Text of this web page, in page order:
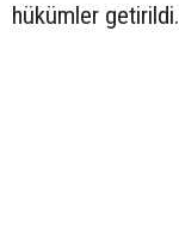
hükümler getirildi.